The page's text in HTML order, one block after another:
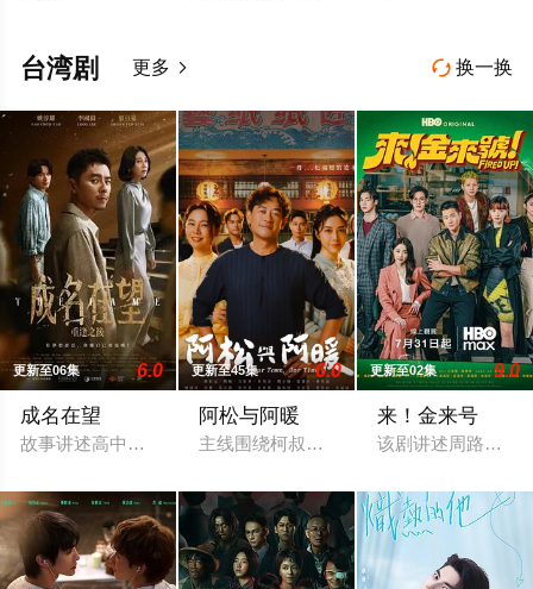
 换一换
台湾剧 更多 
更新至06集 6.0
成名在望
故事讲述高中好友陈志伟（李国毅 饰）、罗冠豪（姚淳耀 饰）
更新至45集 6.0
阿松与阿暖
主线围绕柯叔元与韩瑜饰演的"离婚夫妻"
更新至02集 9.0
来！金来号
该剧讲述周路勇（